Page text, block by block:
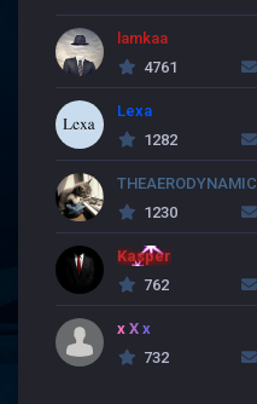
lamkaa
4761
Lexa
1282
THEAERODYNAMIC
1230
Kasper
762
x X x
732